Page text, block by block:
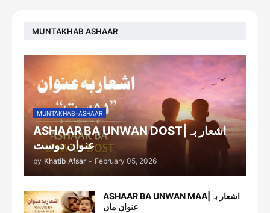
MUNTAKHAB ASHAAR
MUNTAKHAB-ASHAAR
ASHAAR BA UNWAN DOST|اشعار بہ
عنوان دوست
by Khatib Afsar - February 05, 2026
ASHAAR BA UNWAN MAA|اشعار بہ
عنوان ماں